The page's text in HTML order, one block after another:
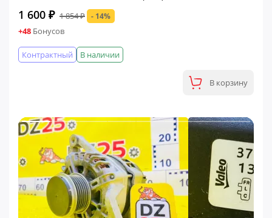
1 600 ₽ 1 854 ₽ - 14%
+48 Бонусов
В наличии
Контрактный
В корзину